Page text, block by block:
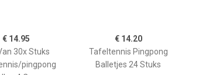
€ 14.95
30x Stuks
pingpong
€ 14.20
Tafeltennis Pingpong
Balletjes 24 Stuks